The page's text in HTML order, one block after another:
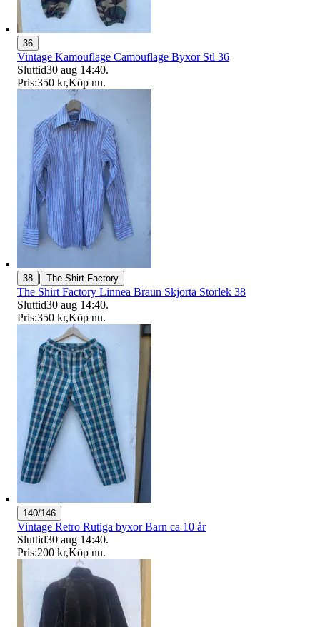
36
Vintage Kamouflage Camouflage Byxor Stl 36
Sluttid30 aug 14:40.
Pris:350 kr,Köp nu.
38 | The Shirt Factory
The Shirt Factory Linnea Braun Skjorta Storlek 38
Sluttid30 aug 14:40.
Pris:350 kr,Köp nu.
140/146
Vintage Retro Rutiga byxor Barn ca 10 år
Sluttid30 aug 14:40.
Pris:200 kr,Köp nu.